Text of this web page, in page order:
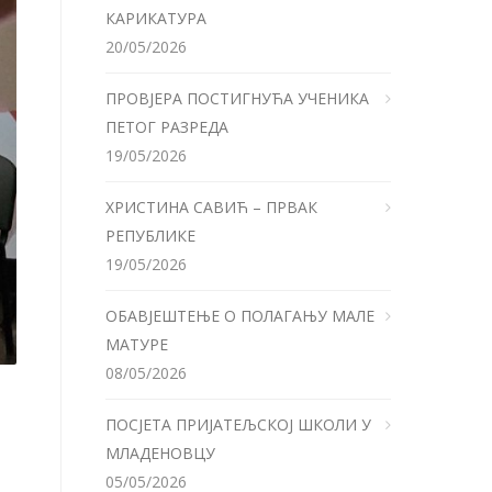
КАРИКАТУРА
20/05/2026
ПРОВЈЕРА ПОСТИГНУЋА УЧЕНИКА
ПЕТОГ РАЗРЕДА
19/05/2026
ХРИСТИНА САВИЋ – ПРВАК
РЕПУБЛИКЕ
19/05/2026
ОБАВЈЕШТЕЊЕ О ПОЛАГАЊУ МАЛЕ
МАТУРЕ
08/05/2026
ПОСЈЕТА ПРИЈАТЕЉСКОЈ ШКОЛИ У
МЛАДЕНОВЦУ
05/05/2026